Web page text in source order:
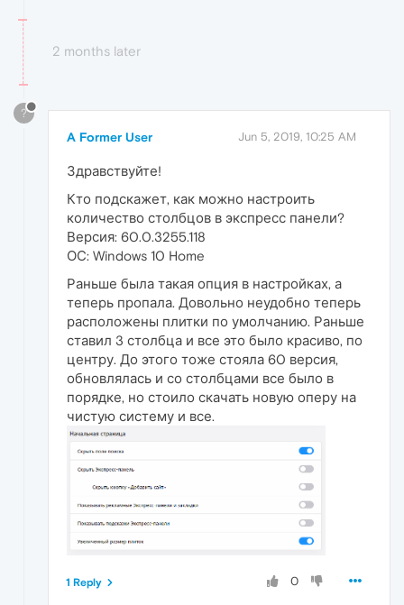
2 months later
?
A Former User Jun 5, 2019, 10:25 AM
Здравствуйте!
Кто подскажет, как можно настроить
количество столбцов в экспресс панели?
Версия: 60.0.3255.118
ОС: Windows 10 Home
Раньше была такая опция в настройках, а
теперь пропала. Довольно неудобно теперь
расположены плитки по умолчанию. Раньше
ставил 3 столбца и все это было красиво, по
центру. До этого тоже стояла 60 версия,
обновлялась и со столбцами все было в
порядке, но стоило скачать новую оперу на
чистую систему и все.
0
1 Reply